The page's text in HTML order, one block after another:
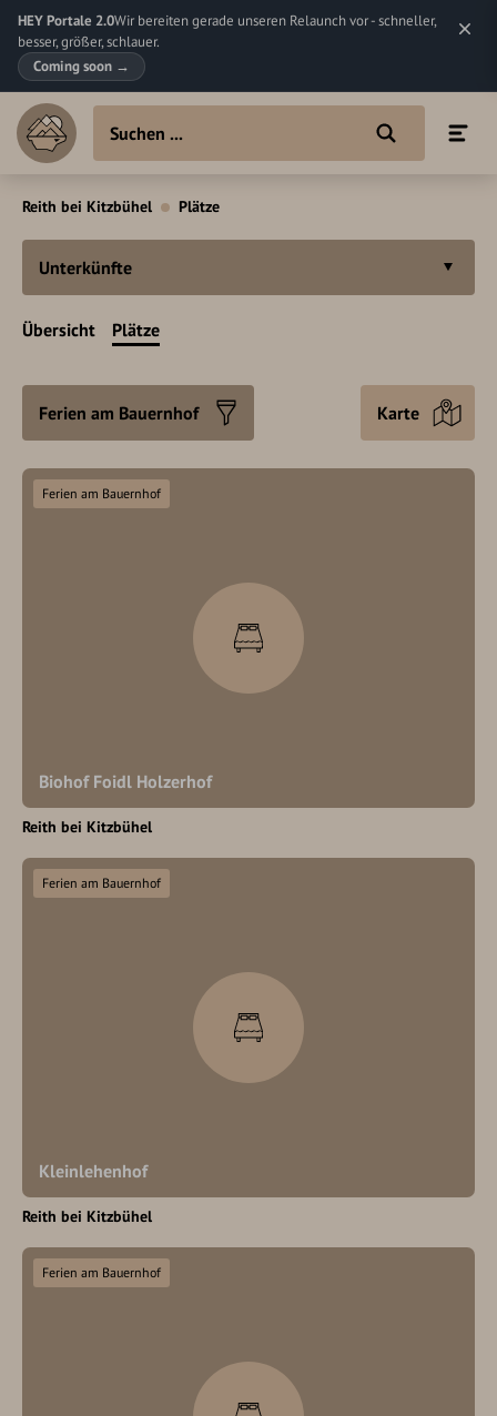
HEY Portale 2.0Wir bereiten gerade unseren Relaunch vor - schneller,
besser, größer, schlauer.
Coming soon →
Reith bei Kitzbühel Plätze
Unterkünfte
Übersicht Plätze
Ferien am Bauernhof Karte
Biohof Foidl Holzerhof
Ferien am Bauernhof
Reith bei Kitzbühel
Kleinlehenhof
Ferien am Bauernhof
Reith bei Kitzbühel
Ferien am Bauernhof